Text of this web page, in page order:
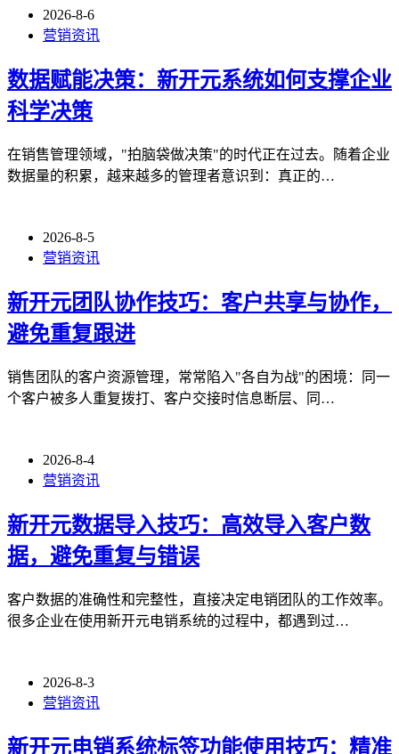
2026-8-6
营销资讯
数据赋能决策：新开元系统如何支撑企业
科学决策
在销售管理领域，"拍脑袋做决策"的时代正在过去。随着企业
数据量的积累，越来越多的管理者意识到：真正的…
2026-8-5
营销资讯
新开元团队协作技巧：客户共享与协作，
避免重复跟进
销售团队的客户资源管理，常常陷入"各自为战"的困境：同一
个客户被多人重复拨打、客户交接时信息断层、同…
2026-8-4
营销资讯
新开元数据导入技巧：高效导入客户数
据，避免重复与错误
客户数据的准确性和完整性，直接决定电销团队的工作效率。
很多企业在使用新开元电销系统的过程中，都遇到过…
2026-8-3
营销资讯
新开元电销系统标签功能使用技巧：精准